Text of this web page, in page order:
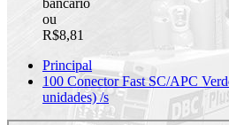
bancário
ou
R$8,81
Principal
100 Conector Fast SC/APC
unidades) /s